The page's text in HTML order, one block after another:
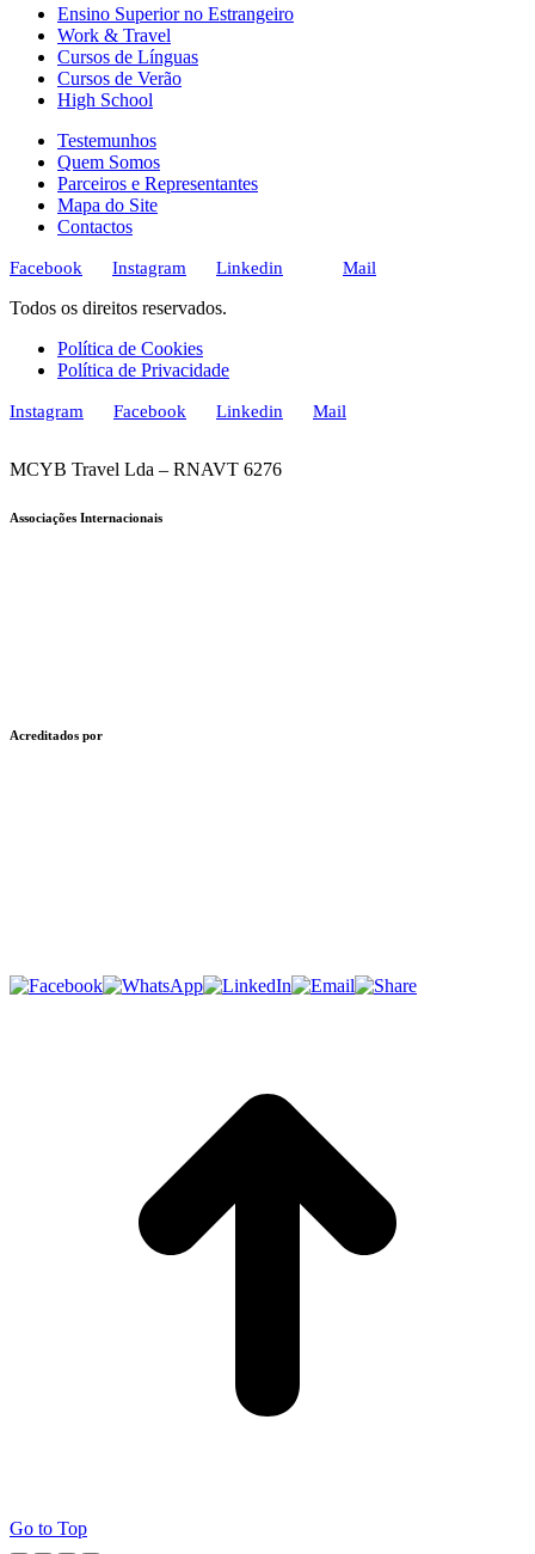
Ensino Superior no Estrangeiro
Work & Travel
Cursos de Línguas
Cursos de Verão
High School
Testemunhos
Quem Somos
Parceiros e Representantes
Mapa do Site
Contactos
Facebook Instagram Linkedin Mail
Todos os direitos reservados.
Política de Cookies
Política de Privacidade
Instagram Facebook Linkedin Mail
MCYB Travel Lda – RNAVT 6276
Associações Internacionais
Acreditados por
Go to Top